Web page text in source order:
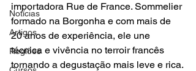
Notícias
Artigos
Regiões
importadora Rue de France. Sommelier
formado na Borgonha e com mais de
20 anos de experiência, ele une
técnica e vivência no terroir francês
tornando a degustação mais leve e rica.